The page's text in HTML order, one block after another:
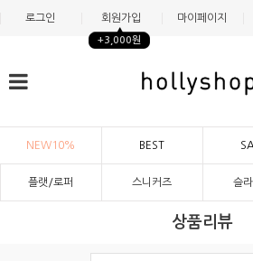
로그인 회원가입
+3,000원
마이페이지
NEW10% BEST
플랫/로퍼 스니커즈 슬
상품리뷰